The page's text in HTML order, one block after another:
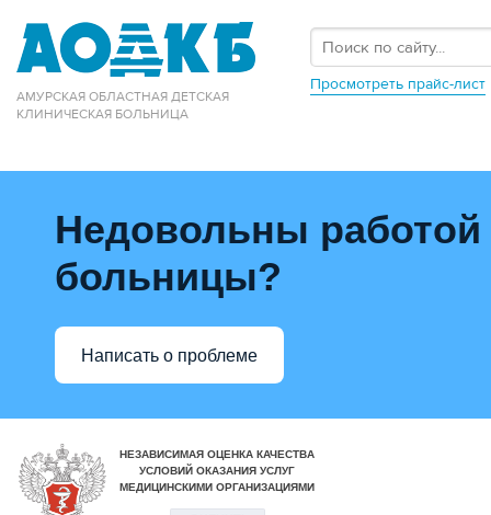
АМУРСКАЯ ОБЛАСТНАЯ ДЕТСКАЯ
КЛИНИЧЕСКАЯ БОЛЬНИЦА
Просмотреть прайс-лист
Недовольны работой
больницы?
Написать о проблеме